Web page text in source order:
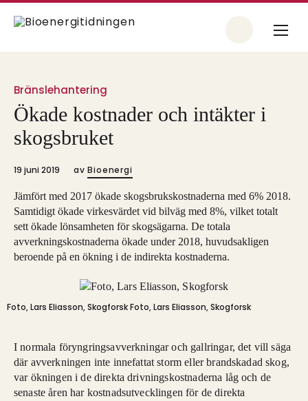
Bränslehantering
Ökade kostnader och intäkter i
skogsbruket
19 juni 2019 av Bioenergi
Jämfört med 2017 ökade skogsbrukskostnaderna med 6% 2018.
Samtidigt ökade virkesvärdet vid bilväg med 8%, vilket totalt
sett ökade lönsamheten för skogsägarna. De totala
avverkningskostnaderna ökade under 2018, huvudsakligen
beroende på en ökning i de indirekta kostnaderna.
Foto, Lars Eliasson, SkogforskFoto, Lars Eliasson, Skogforsk
I normala föryngringsavverkningar och gallringar, det vill säga
där avverkningen inte innefattat storm eller brandskadad skog,
var ökningen i de direkta drivningskostnaderna låg och de
senaste åren har kostnadsutvecklingen för de direkta